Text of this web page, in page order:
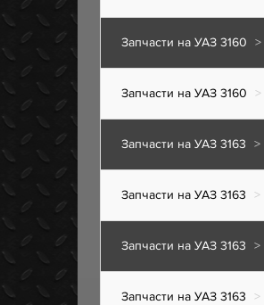
Запчасти на УАЗ 3160
Запчасти на УАЗ 3160
Запчасти на УАЗ 3163
Запчасти на УАЗ 3163
Запчасти на УАЗ 3163
Запчасти на УАЗ 3163